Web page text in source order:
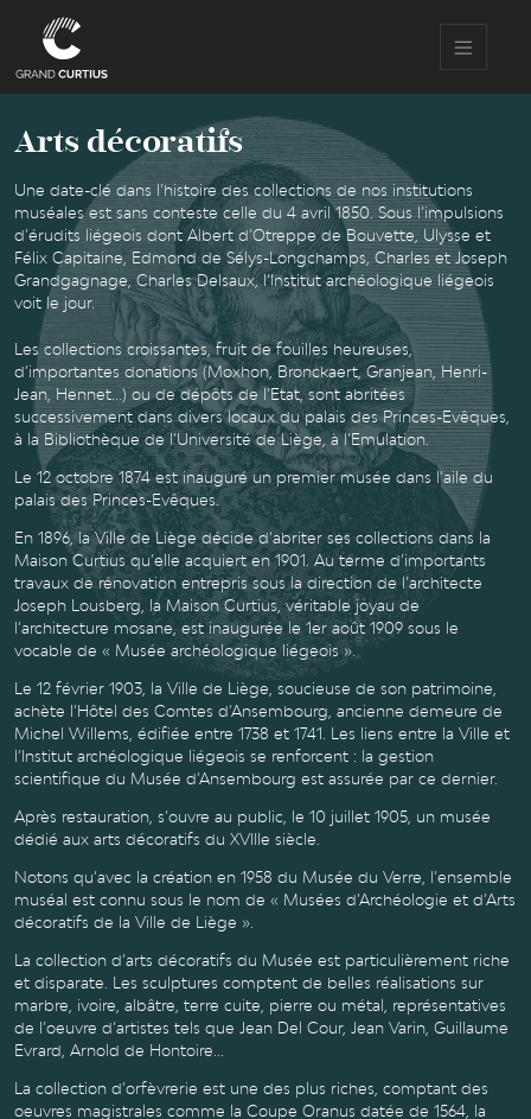
contenu
principal
Arts décoratifs
Une date-clé dans l’histoire des collections de nos institutions
muséales est sans conteste celle du 4 avril 1850. Sous l’impulsions
d’érudits liégeois dont Albert d’Otreppe de Bouvette, Ulysse et
Félix Capitaine, Edmond de Sélys-Longchamps, Charles et Joseph
Grandgagnage, Charles Delsaux, l’Institut archéologique liégeois
voit le jour.
Les collections croissantes, fruit de fouilles heureuses,
d’importantes donations (Moxhon, Bronckaert, Granjean, Henri-
Jean, Hennet...) ou de dépôts de l’Etat, sont abritées
successivement dans divers locaux du palais des Princes-Evêques,
à la Bibliothèque de l’Université de Liège, à l’Emulation.
Le 12 octobre 1874 est inauguré un premier musée dans l’aile du
palais des Princes-Evêques.
En 1896, la Ville de Liège décide d’abriter ses collections dans la
Maison Curtius qu’elle acquiert en 1901. Au terme d’importants
travaux de rénovation entrepris sous la direction de l’architecte
Joseph Lousberg, la Maison Curtius, véritable joyau de
l’architecture mosane, est inaugurée le 1er août 1909 sous le
vocable de « Musée archéologique liégeois ».
Le 12 février 1903, la Ville de Liège, soucieuse de son patrimoine,
achète l’Hôtel des Comtes d’Ansembourg, ancienne demeure de
Michel Willems, édifiée entre 1738 et 1741. Les liens entre la Ville et
l’Institut archéologique liégeois se renforcent : la gestion
scientifique du Musée d’Ansembourg est assurée par ce dernier.
Après restauration, s’ouvre au public, le 10 juillet 1905, un musée
dédié aux arts décoratifs du XVIIIe siècle.
Notons qu’avec la création en 1958 du Musée du Verre, l’ensemble
muséal est connu sous le nom de « Musées d’Archéologie et d’Arts
décoratifs de la Ville de Liège ».
La collection d’arts décoratifs du Musée est particulièrement riche
et disparate. Les sculptures comptent de belles réalisations sur
marbre, ivoire, albâtre, terre cuite, pierre ou métal, représentatives
de l’oeuvre d’artistes tels que Jean Del Cour, Jean Varin, Guillaume
Evrard, Arnold de Hontoire...
La collection d’orfèvrerie est une des plus riches, comptant des
oeuvres magistrales comme la Coupe Oranus datée de 1564, la